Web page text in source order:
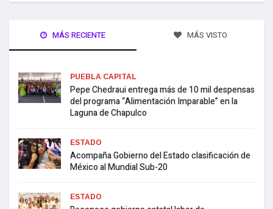
MÁS RECIENTE MÁS VISTO
PUEBLA CAPITAL
Pepe Chedraui entrega más de 10 mil despensas
del programa “Alimentación Imparable” en la
Laguna de Chapulco
ESTADO
Acompaña Gobierno del Estado clasificación de
México al Mundial Sub-20
ESTADO